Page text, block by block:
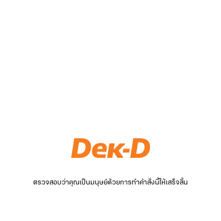
ตรวจสอบว่าคุณเป็นมนุษย์ด้วยการทำคำสั่งนี้ให้เสร็จสิ้น